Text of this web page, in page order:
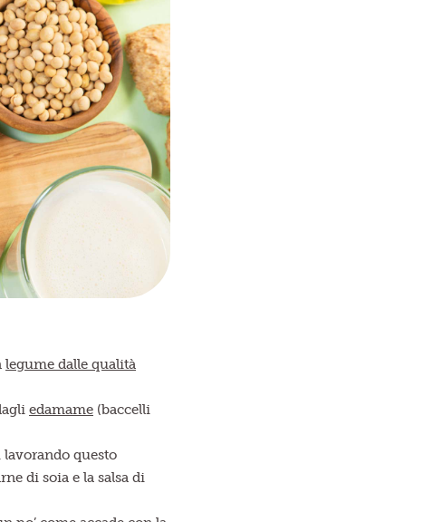
legume dalle qualità
edamame (baccelli
questo
di soia e la salsa di